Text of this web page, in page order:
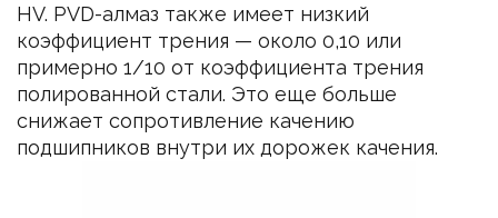
HV. PVD-алмаз также имеет низкий
коэффициент трения — около 0,10 или
примерно 1/10 от коэффициента трения
полированной стали. Это еще больше
снижает сопротивление качению
подшипников внутри их дорожек качения.